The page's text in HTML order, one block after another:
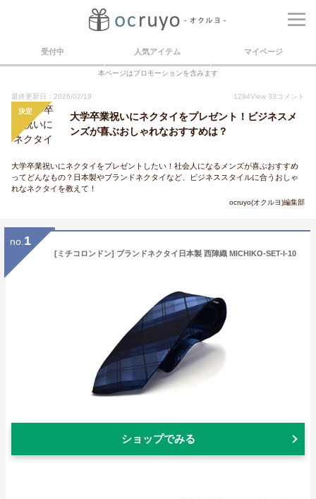
受付中 人気アイテム マイページ
本ページはプロモーションを含みます
最終更新日：2026/02/19 1284View 33 コメント
決定
大学卒業祝いにネクタイをプレゼント！ビジネスメ
ンズが喜ぶおしゃれなおすすめは？
大学卒業祝いにネクタイをプレゼントしたい！社会人になるメンズが喜ぶおすすめ
ってどんなもの？日本製やブランドネクタイなど、ビジネススタイルに合うおしゃ
れなネクタイを教えて！
ocruyo(オクルヨ)編集部
no. 1
[ミチコロンドン] ブランドネクタイ日本製 西陣織 MICHIKO-SET-I-10
ショップでみる